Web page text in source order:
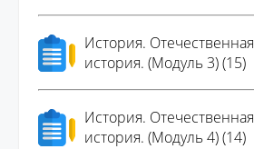
История. Отечественная
история. (Модуль 3) (15)
История. Отечественная
история. (Модуль 4) (14)